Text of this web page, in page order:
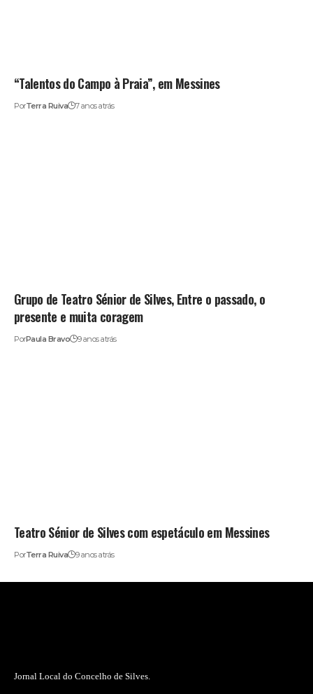
“Talentos do Campo à Praia”, em Messines
PorTerra Ruiva 7 anos atrás
Grupo de Teatro Sénior de Silves, Entre o passado, o
presente e muita coragem
PorPaula Bravo 9 anos atrás
Teatro Sénior de Silves com espetáculo em Messines
PorTerra Ruiva 9 anos atrás
Jornal Local do Concelho de Silves.